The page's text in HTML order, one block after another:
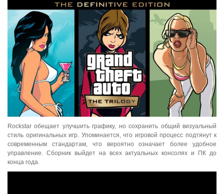
Rockstar обещает улучшить графику, но сохранить общий визуальный
стиль оригинальных игр. Упоминается, что игровой процесс подтянут к
современным стандартам, что вероятно означает более удобное
управление. Сборник выйдет на всех актуальных консолях и ПК до
конца года.